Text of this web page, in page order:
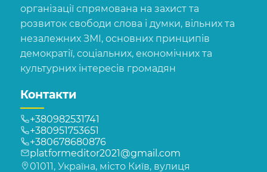
організації спрямована на захист та
розвиток свободи слова і думки, вільних та
незалежних ЗМІ, основних принципів
демократії, соціальних, економічних та
культурних інтересів громадян
Контакти
+380982531741
+380951753651
+380678680876
platformeditor2021@gmail.com
01011, Україна, місто Київ, вулиця